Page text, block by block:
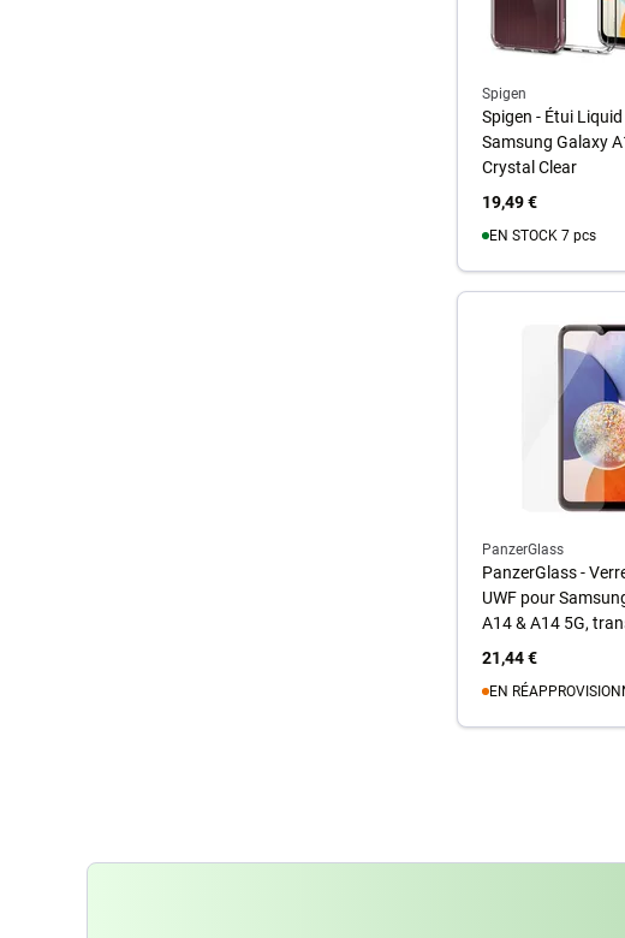
Spigen
Spigen - Étui
Samsung Galaxy
Crystal Clear
19,49 €
EN STOCK 7 pcs
PanzerGlass
PanzerGlass -
UWF pour
A14 & A14 5G,
21,44 €
EN